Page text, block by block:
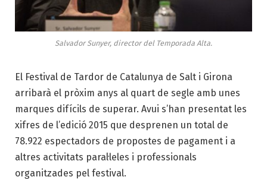
Salvador Sunyer, director del Temporada Alta.
El Festival de Tardor de Catalunya de Salt i Girona
arribarà el pròxim anys al quart de segle amb unes
marques difícils de superar. Avui s’han presentat les
xifres de l’edició 2015 que desprenen un total de
78.922 espectadors de propostes de pagament i a
altres activitats paral·leles i professionals
organitzades pel festival.